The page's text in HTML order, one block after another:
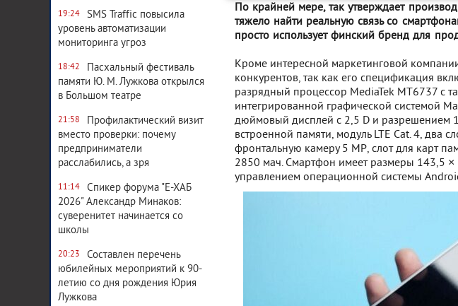
19:24
SMS Traffic повысила
уровень автоматизации
мониторинга угроз
18:42
Пасхальный фестиваль
памяти Ю. М. Лужкова открылся
в Большом театре
21:58
Профилактический визит
вместо проверки: почему
предприниматели
расслабились, а зря
11:14
Спикер форума "Е-ХАБ
2026" Александр Минаков:
суверенитет начинается со
школы
20:23
Составлен перечень
юбилейных мероприятий к 90-
летию со дня рождения Юрия
Лужкова
По крайней мере, так утверждает
тяжело найти реальную связь со
просто использует финский бренд для
Кроме интересной маркетинговой
конкурентов, так как его спецификация
разрядный процессор MediaTek MT6737 с
интегрированной графической системой
дюймовый дисплей с 2,5 D и разрешением
встроенной памяти, модуль LTE Cat. 4, два
фронтальную камеру 5 MP, слот для карт
2850 мач. Смартфон имеет размеры 143,5
управлением операционной системы